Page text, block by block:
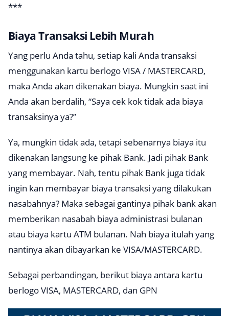
***
Biaya Transaksi Lebih Murah
Yang perlu Anda tahu, setiap kali Anda transaksi
menggunakan kartu berlogo VISA / MASTERCARD,
maka Anda akan dikenakan biaya. Mungkin saat ini
Anda akan berdalih, “Saya cek kok tidak ada biaya
transaksinya ya?”
Ya, mungkin tidak ada, tetapi sebenarnya biaya itu
dikenakan langsung ke pihak Bank. Jadi pihak Bank
yang membayar. Nah, tentu pihak Bank juga tidak
ingin kan membayar biaya transaksi yang dilakukan
nasabahnya? Maka sebagai gantinya pihak bank akan
memberikan nasabah biaya administrasi bulanan
atau biaya kartu ATM bulanan. Nah biaya itulah yang
nantinya akan dibayarkan ke VISA/MASTERCARD.
Sebagai perbandingan, berikut biaya antara kartu
berlogo VISA, MASTERCARD, dan GPN